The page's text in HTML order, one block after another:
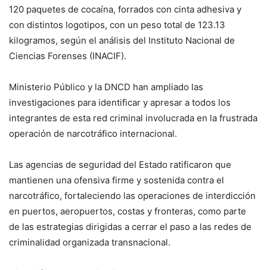
120 paquetes de cocaína, forrados con cinta adhesiva y
con distintos logotipos, con un peso total de 123.13
kilogramos, según el análisis del Instituto Nacional de
Ciencias Forenses (INACIF).
Ministerio Público y la DNCD han ampliado las
investigaciones para identificar y apresar a todos los
integrantes de esta red criminal involucrada en la frustrada
operación de narcotráfico internacional.
Las agencias de seguridad del Estado ratificaron que
mantienen una ofensiva firme y sostenida contra el
narcotráfico, fortaleciendo las operaciones de interdicción
en puertos, aeropuertos, costas y fronteras, como parte
de las estrategias dirigidas a cerrar el paso a las redes de
criminalidad organizada transnacional.